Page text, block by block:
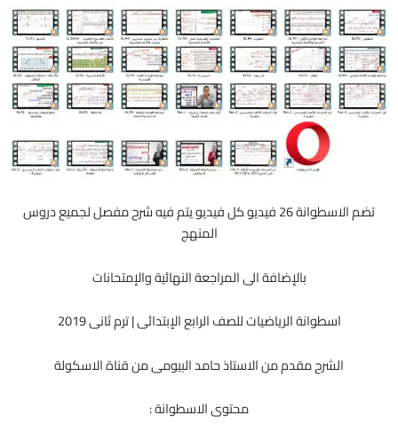
تضم الاسطوانة 26 فيديو كل فيديو يتم فيه شرح مفصل لجميع دروس
المنهج
بالإضافة الى المراجعة النهائية والإمتحانات
اسطوانة الرياضيات للصف الرابع الإبتدائى | ترم ثانى 2019
الشرح مقدم من الاستاذ حامد البيومى من قناة الاسكولة
محتوى الاسطوانة :